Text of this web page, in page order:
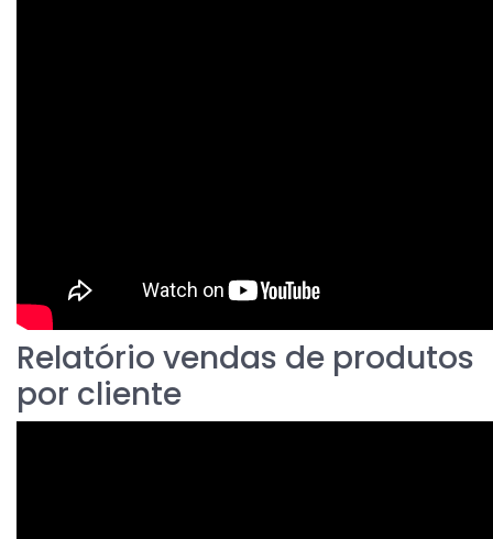
Relatório vendas de produtos
por cliente